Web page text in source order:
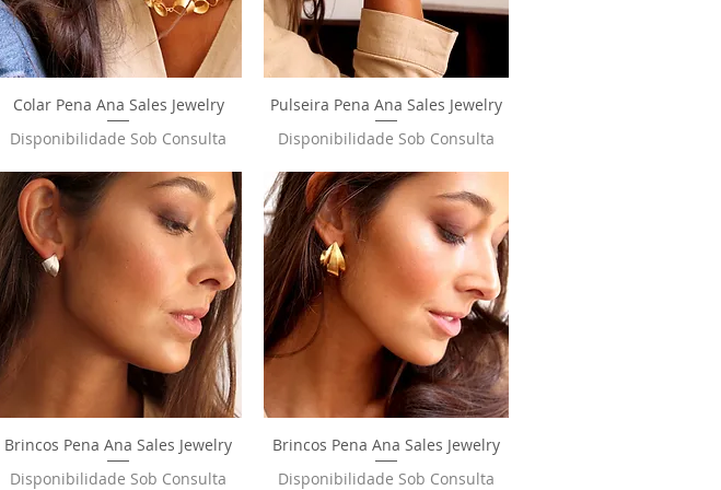
Visualização rápida
Colar Pena Ana Sales Jewelry
Disponibilidade Sob Consulta
Visualização rápida
Pulseira Pena Ana Sales Jewelry
Disponibilidade Sob Consulta
Visualização rápida
Brincos Pena Ana Sales Jewelry
Disponibilidade Sob Consulta
Visualização rápida
Brincos Pena Ana Sales Jewelry
Disponibilidade Sob Consulta